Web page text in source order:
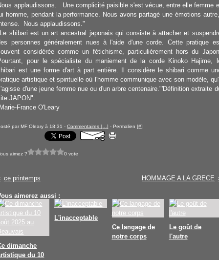
applaudissons. Une complicité paisible s'est vécue, entre elle femme
homme, pendant la performance. Nous avons partagé une émotions autre,
Nous applaudissons."
shibari est un art ancestral japonais qui consiste à attacher et
personnes généralement nues à l'aide d'une corde. Cette pratique
considérée comme un fétichisme, particulièrement hors du
pour le spécialiste du maniement de la corde Kinoko Hajime,
est une forme d'art à part entière. Il considère le shibari comme
artistique et spirituelle où l'homme communique avec son modèle, qu'il
d'une jeune femme nue ou d'un arbre centenaire."'Définition extraite
France O'Leary
par MF Oleary à 18:31 -Commentaires [ …] - Permalien [#]
aimez ? 0 vote
ce printemps HOMMAGE A LA GRECE
aimerez aussi :
dimanche
du 10
L'inacceptable
Ce langage de
notre corps
Le goût de
l'autre